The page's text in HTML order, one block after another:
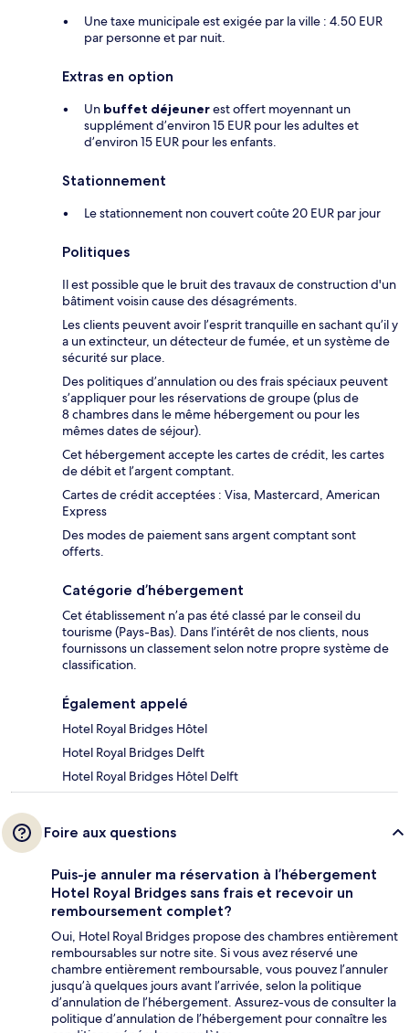
Une taxe municipale est exigée par la ville : 4.50 EUR
par personne et par nuit.
Extras en option
Un buffet déjeunerest offert moyennant un
supplément d’environ 15 EUR pour les adultes et
d’environ 15 EUR pour les enfants.
Stationnement
Le stationnement non couvert coûte 20 EUR par jour
Politiques
Il est possible que le bruit des travaux de construction d'un
bâtiment voisin cause des désagréments.
Les clients peuvent avoir l’esprit tranquille en sachant qu’il y
a un extincteur, un détecteur de fumée, et un système de
sécurité sur place.
Des politiques d’annulation ou des frais spéciaux peuvent
s’appliquer pour les réservations de groupe (plus de
8 chambres dans le même hébergement ou pour les
mêmes dates de séjour).
Cet hébergement accepte les cartes de crédit, les cartes
de débit et l’argent comptant.
Cartes de crédit acceptées : Visa, Mastercard, American
Express
Des modes de paiement sans argent comptant sont
offerts.
Catégorie d’hébergement
Cet établissement n’a pas été classé par le conseil du
tourisme (Pays-Bas). Dans l’intérêt de nos clients, nous
fournissons un classement selon notre propre système de
classification.
Également appelé
Hotel Royal Bridges Hôtel
Hotel Royal Bridges Delft
Hotel Royal Bridges Hôtel Delft
Foire aux questions
Puis-je annuler ma réservation à l’hébergement
Hotel Royal Bridges sans frais et recevoir un
remboursement complet?
Oui, Hotel Royal Bridges propose des chambres entièrement
remboursables sur notre site. Si vous avez réservé une
chambre entièrement remboursable, vous pouvez l’annuler
jusqu’à quelques jours avant l’arrivée, selon la politique
d’annulation de l’hébergement. Assurez-vous de consulter la
politique d’annulation de l’hébergement pour connaître les